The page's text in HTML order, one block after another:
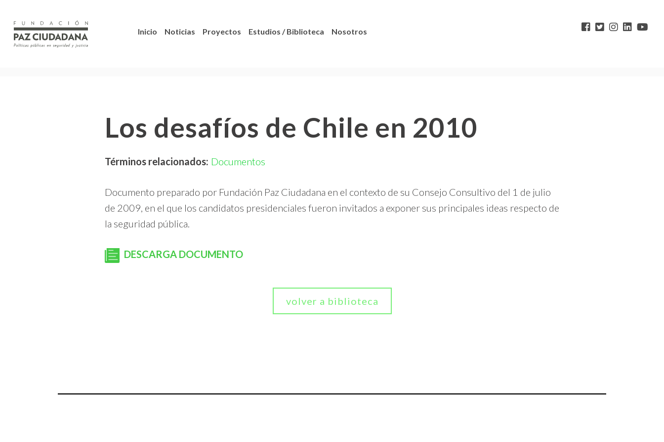
Inicio Noticias Proyectos Estudios / Biblioteca Nosotros
Los desafíos de Chile en 2010
Términos relacionados: Documentos
Documento preparado por Fundación Paz Ciudadana en el contexto de su Consejo Consultivo del 1 de julio
de 2009, en el que los candidatos presidenciales fueron invitados a exponer sus principales ideas respecto de
la seguridad pública.
DESCARGA DOCUMENTO
volver a biblioteca